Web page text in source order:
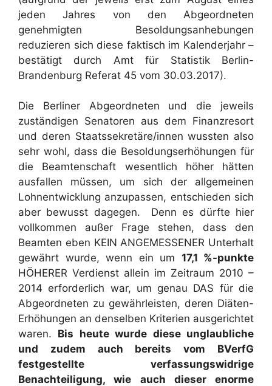
jeden Jahres von den Abgeordneten
genehmigten Besoldungsanhebungen
reduzieren sich diese faktisch im Kalenderjahr –
bestätigt durch Amt für Statistik Berlin-
Brandenburg Referat 45 vom 30.03.2017).
Die Berliner Abgeordneten und die jeweils
zuständigen Senatoren aus dem Finanzresort
und deren Staatssekretäre/innen wussten also
sehr wohl, dass die Besoldungserhöhungen für
die Beamtenschaft wesentlich höher hätten
ausfallen müssen, um sich der allgemeinen
Lohnentwicklung anzupassen, entschieden sich
aber bewusst dagegen. Denn es dürfte hier
vollkommen außer Frage stehen, dass den
Beamten eben KEIN ANGEMESSENER Unterhalt
gewährt wurde, wenn ein um 17,1 %-punkte
HÖHERER Verdienst allein im Zeitraum 2010 –
2014 erforderlich war, um genau DAS für die
Abgeordneten zu gewährleisten, deren Diäten-
Erhöhungen an denselben Kriterien ausgerichtet
waren. Bis heute wurde diese unglaubliche
und zudem auch bereits vom BVerfG
festgestellte verfassungswidrige
Benachteiligung, wie auch dieser enorme